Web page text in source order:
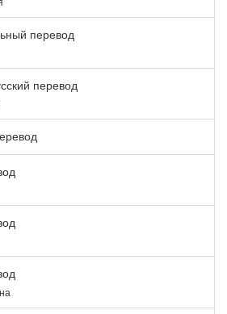
перевод
перевод